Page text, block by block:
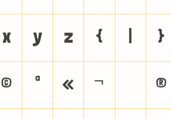
x y z { }
© ª « ¬ ®